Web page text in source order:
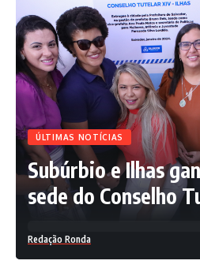
ÚLTIMAS NOTÍCIAS
Subúrbio e Ilhas
sede do Conselho
Redação Ronda